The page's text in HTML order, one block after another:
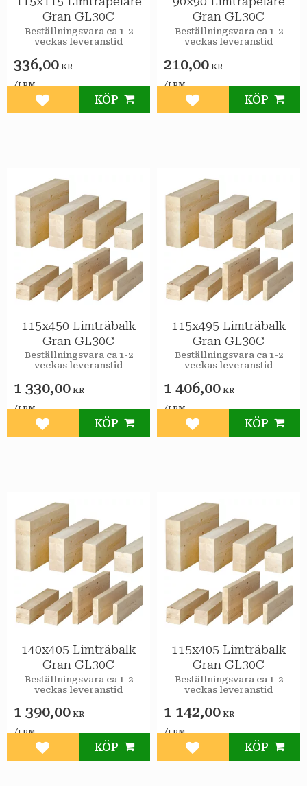
Gran GL30C
Beställningsvara ca 1-2
veckas leveranstid
336,00 KR
/LPM
Lägg till i favoriter
KÖP
Gran GL30C
Beställningsvara ca 1-2
veckas leveranstid
210,00 KR
/LPM
Lägg till i favoriter
KÖP
115x450 Limträbalk
Gran GL30C
Beställningsvara ca 1-2
veckas leveranstid
1 330,00 KR
/LPM
Lägg till i favoriter
KÖP
115x495 Limträbalk
Gran GL30C
Beställningsvara ca 1-2
veckas leveranstid
1 406,00 KR
/LPM
Lägg till i favoriter
KÖP
140x405 Limträbalk
Gran GL30C
Beställningsvara ca 1-2
veckas leveranstid
1 390,00 KR
/LPM
Lägg till i favoriter
KÖP
115x405 Limträbalk
Gran GL30C
Beställningsvara ca 1-2
veckas leveranstid
1 142,00 KR
/LPM
Lägg till i favoriter
KÖP